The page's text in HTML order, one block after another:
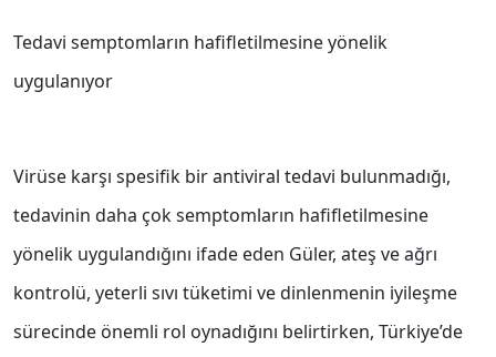
Tedavi semptomların hafifletilmesine yönelik
uygulanıyor
Virüse karşı spesifik bir antiviral tedavi bulunmadığı,
tedavinin daha çok semptomların hafifletilmesine
yönelik uygulandığını ifade eden Güler, ateş ve ağrı
kontrolü, yeterli sıvı tüketimi ve dinlenmenin iyileşme
sürecinde önemli rol oynadığını belirtirken, Türkiye’de